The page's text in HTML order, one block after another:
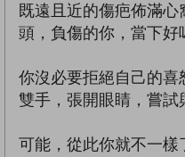
既遠且近的傷疤佈滿
頭，負傷的你，當下好
你沒必要拒絕自己的
雙手，張開眼睛，嘗試
可能，從此你就不一樣